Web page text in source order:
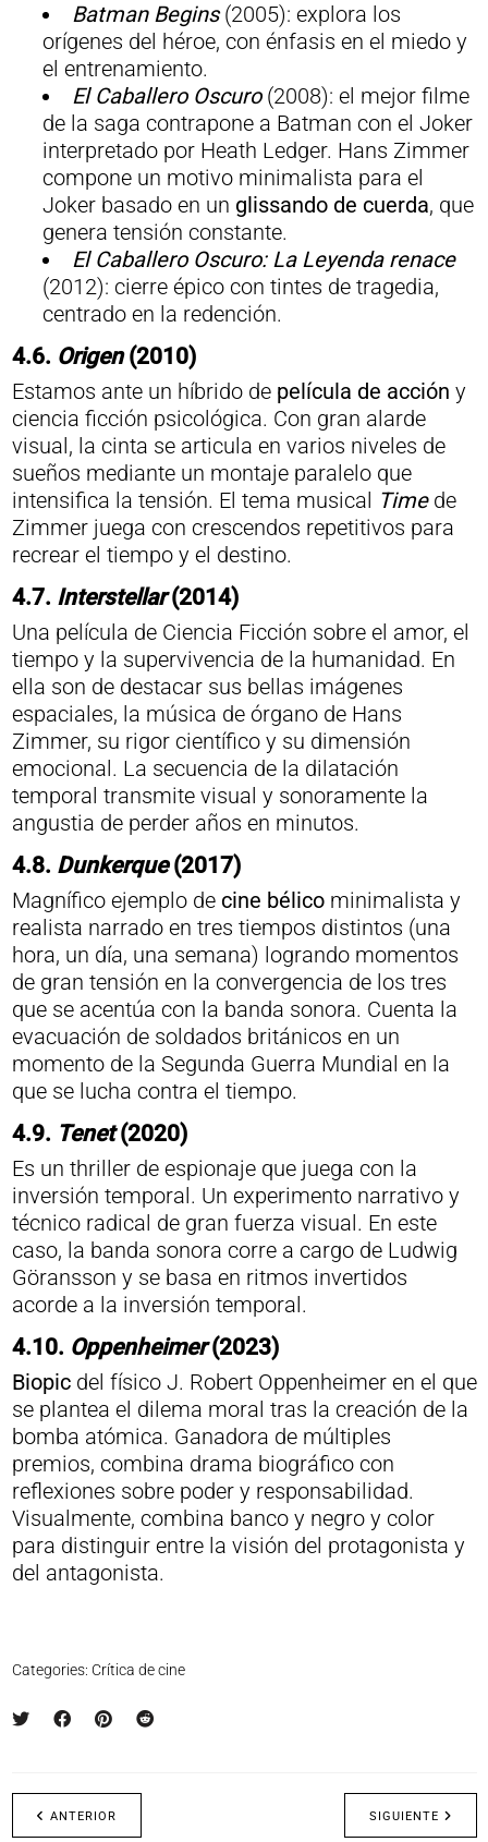
Batman Begins(2005): explora los
orígenes del héroe, con énfasis en el miedo y
el entrenamiento.
El Caballero Oscuro(2008): el mejor filme
de la saga contrapone a Batman con el Joker
interpretado por Heath Ledger. Hans Zimmer
compone un motivo minimalista para el
Joker basado en un glissando de cuerda, que
genera tensión constante.
El Caballero Oscuro: La Leyenda renace
(2012): cierre épico con tintes de tragedia,
centrado en la redención.
4.6. Origen (2010)
Estamos ante un híbrido depelícula de acción y
ciencia ficción psicológica. Con gran alarde
visual, la cinta se articula en varios niveles de
sueños mediante un montaje paralelo que
intensifica la tensión. El tema musical Timede
Zimmer juega con crescendos repetitivos para
recrear el tiempo y el destino.
4.7. Interstellar(2014)
Una película de Ciencia Ficción sobre el amor, el
tiempo y la supervivencia de la humanidad. En
ella son de destacar sus bellas imágenes
espaciales, la música de órgano de Hans
Zimmer, su rigor científico y su dimensión
emocional. La secuencia de la dilatación
temporal transmite visual y sonoramente la
angustia de perder años en minutos.
4.8. Dunkerque (2017)
Magnífico ejemplo decine bélicominimalista y
realista narrado en tres tiempos distintos (una
hora, un día, una semana) logrando momentos
de gran tensión en la convergencia de los tres
que se acentúa con la banda sonora. Cuenta la
evacuación de soldados británicos en un
momento de la Segunda Guerra Mundial en la
que se lucha contra el tiempo.
4.9. Tenet(2020)
Es un thriller de espionaje que juega con la
inversión temporal. Un experimento narrativo y
técnico radical de gran fuerza visual. En este
caso, la banda sonora corre a cargo de Ludwig
Göransson y se basa en ritmos invertidos
acorde a la inversión temporal.
4.10. Oppenheimer (2023)
Biopic del físico J. Robert Oppenheimer en el que
se plantea el dilema moral tras la creación de la
bomba atómica. Ganadora de múltiples
premios, combina drama biográfico con
reflexiones sobre poder y responsabilidad.
Visualmente, combina banco y negro y color
para distinguir entre la visión del protagonista y
del antagonista.
Categories: Crítica de cine
SIGUIENTE
ANTERIOR